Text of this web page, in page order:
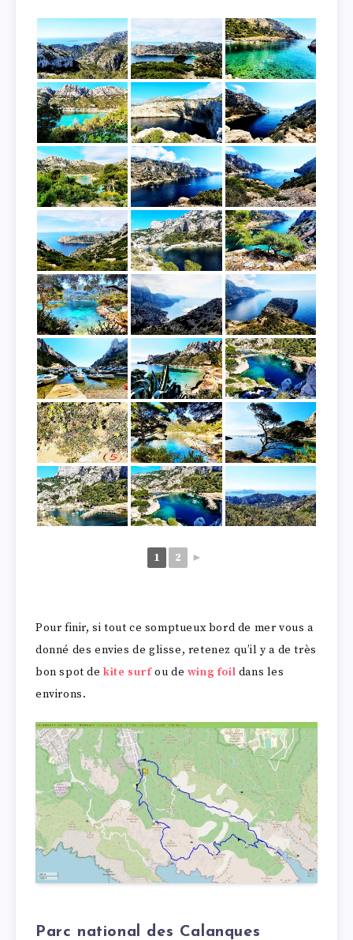
1 2 ►
Pour finir, si tout ce somptueux bord de mer vous a
donné des envies de glisse, retenez qu’il y a de très
bon spot dekite surfou de wing foil dans les
environs.
Parc national des Calanques